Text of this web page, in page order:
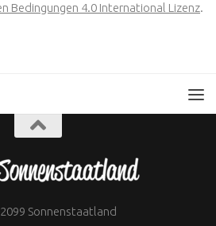
Bedingungen 4.0 International Lizenz.
Sonnenstaatland